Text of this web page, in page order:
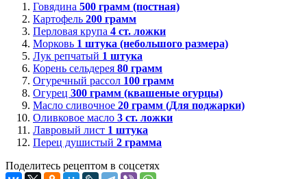
Говядина 500 грамм (постная)
Картофель 200 грамм
Перловая крупа 4 ст. ложки
Морковь 1 штука (небольшого размера)
Лук репчатый 1 штука
Корень сельдерея 80 грамм
Огуречный рассол 100 грамм
Огурец 300 грамм (квашеные огурцы)
Масло сливочное 20 грамм (Для поджарки)
Оливковое масло 3 ст. ложки
Лавровый лист 1 штука
Перец душистый 2 грамма
Поделитесь рецептом в соцсетях